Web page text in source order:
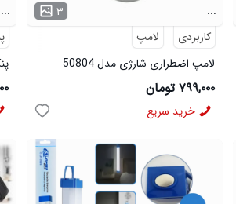
۳
...
کاربردی
لامپ
لامپ اضطراری شارژی مدل 50804
۷۹۹,۰۰۰ تومان
خرید سریع
...